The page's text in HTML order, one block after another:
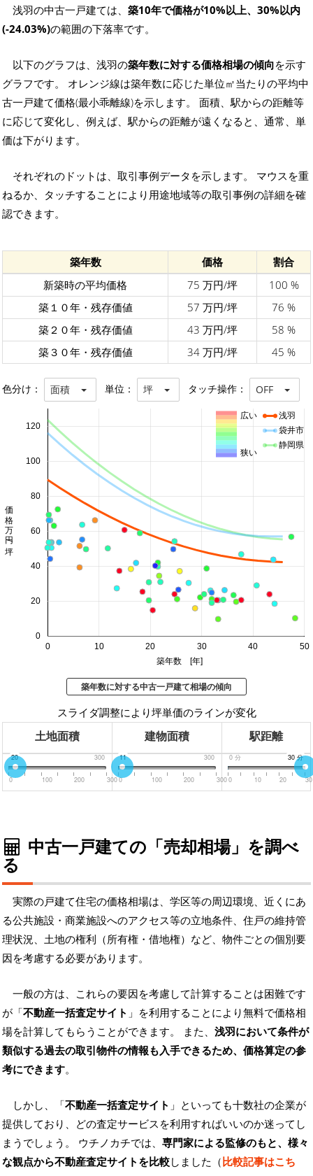
浅羽の中古一戸建ては、 築10年で価格が10%以上、30%以内
(-24.03%)の範囲の下落率です。
以下のグラフは、浅羽の築年数に対する価格相場の傾向を示す
グラフです。 オレンジ線は築年数に応じた単位㎡当たりの平均中
古一戸建て価格(最小乖離線)を示します。 面積、駅からの距離等
に応じて変化し、例えば、駅からの距離が遠くなると、通常、単
価は下がります。
それぞれのドットは、取引事例データを示します。 マウスを重
ねるか、タッチすることにより用途地域等の取引事例の詳細を確
認できます。
築年数 価格
割合
新築時の平均価格
75 万円/坪
100 %
築１０年・残存価値
57 万円/坪
76 %
築２０年・残存価値
43 万円/坪
58 %
築３０年・残存価値
34 万円/坪 45 %
色分け： 面積 単位： 坪 タッチ操作： OFF
0 10 20 30 40 50
0
20
40
60
80
100
120
築年数 [年]
価格 万円/坪
浅羽
袋井市
静岡県
広い
狭い
築年数に対する中古一戸建て相場の傾向
スライダ調整により坪単価のラインが変化
土地面積 建物面積 駅距離
0 300
20
0 100 200 300
0 300
11
0 100 200 300
0分 30 分
30 分
0 10 20 30
中古一戸建ての「売却相場」を調べ
る
実際の戸建て住宅の価格相場は、学区等の周辺環境、近くにあ
る公共施設・商業施設へのアクセス等の立地条件、住戸の維持管
理状況、土地の権利（所有権・借地権）など、物件ごとの個別要
因を考慮する必要があります。
一般の方は、これらの要因を考慮して計算することは困難です
が「不動産一括査定サイト 」を利用することにより無料で価格相
場を計算してもらうことができます。 また、 浅羽において条件が
類似する過去の取引物件の情報も入手できるため、価格算定の参
考にできます。
しかし、「不動産一括査定サイト 」といっても十数社の企業が
提供しており、どの査定サービスを利用すればいいのか迷ってし
まうでしょう。 ウチノカチでは、 専門家による監修のもと、様々
な観点から不動産査定サイトを比較しました（比較記事はこち